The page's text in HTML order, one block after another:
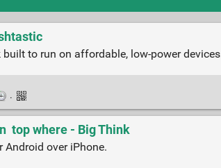
to run on affordable, low-power
·
top where - Big Think
over iPhone.